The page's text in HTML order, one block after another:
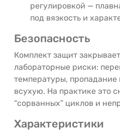
регулировкой —
под вязкость и
Безопасность
Комплект защит
лабораторные риски:
температуры, пропадание
всухую. На практике это
“сорванных” циклов и
Характеристики